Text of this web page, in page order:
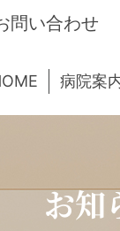
問い合わせ
病院案
お知